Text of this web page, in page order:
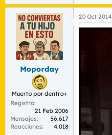
Moporday
Muerto por dentro+
Registro
21 Feb 2006
Mensajes
56.617
Reacciones
4.018
20 Oct 2014